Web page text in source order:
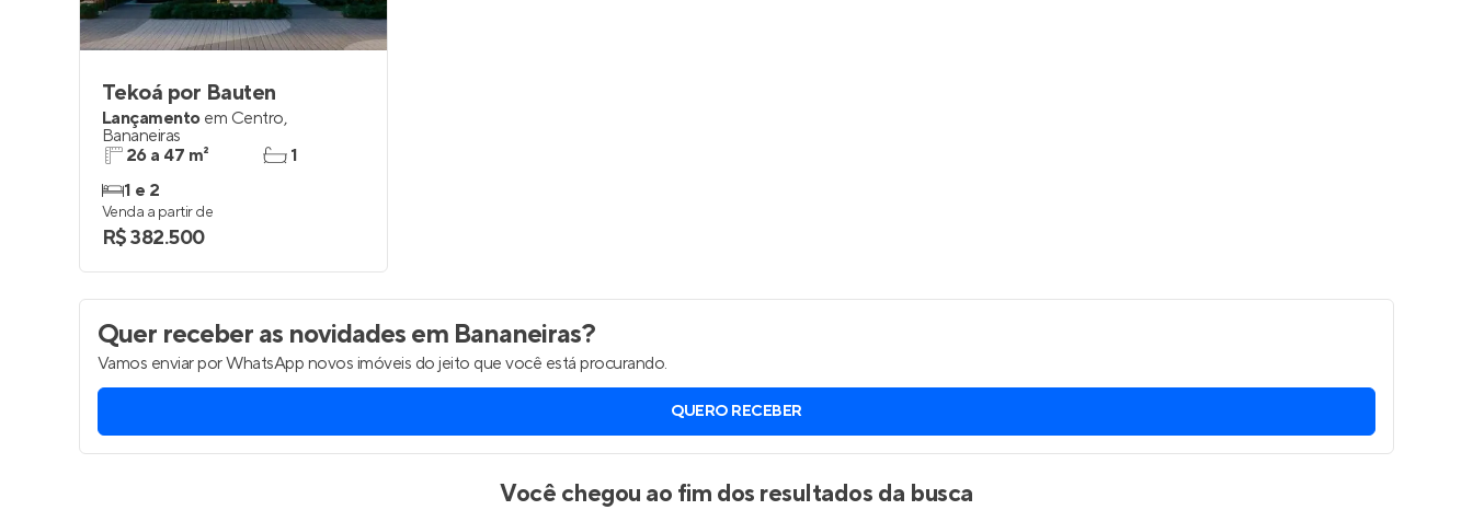
Tekoá por Bauten
Lançamento em Centro,
Bananeiras
26 a 47 m²
1 e 2
1
Venda a partir de
R$ 382.500
Quer receber as novidadesem Bananeiras?
Vamos enviar por WhatsApp novos imóveis do jeito que você está procurando.
QUERO RECEBER
Você chegou ao fim dos resultados da busca